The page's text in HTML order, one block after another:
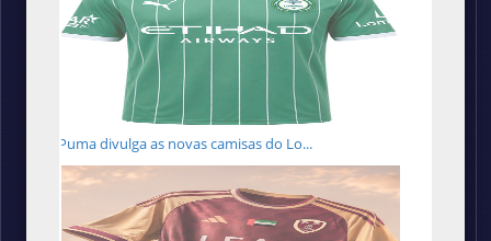
Puma divulga as novas camisas do Lo...